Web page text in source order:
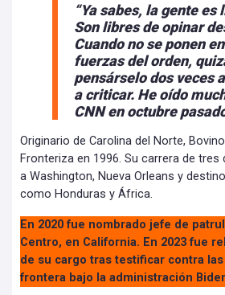
“Ya sabes, la gente
Son libres de opinar
Cuando no se ponen
fuerzas del orden,
pensárselo dos veces
a criticar. He oído
CNN en octubre
Originario de Carolina del Norte,
Fronteriza en 1996. Su carrera de tres
a Washington, Nueva Orleans y
como Honduras y África.
En 2020 fue nombrado jefe de
Centro, en California. En 2023 fue
de su cargo tras testificar contra
frontera bajo la administración